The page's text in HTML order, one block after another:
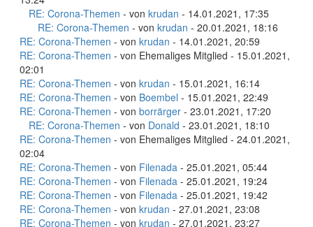
RE: Corona-Themen - von krudan - 14.01.2021, 17:35
RE: Corona-Themen - von krudan - 20.01.2021, 18:16
RE: Corona-Themen - von krudan - 14.01.2021, 20:59
RE: Corona-Themen - von Ehemaliges Mitglied - 15.01.2021,
02:01
RE: Corona-Themen - von krudan - 15.01.2021, 16:14
RE: Corona-Themen - von Boembel - 15.01.2021, 22:49
RE: Corona-Themen - von borrärger - 23.01.2021, 17:20
RE: Corona-Themen - von Donald - 23.01.2021, 18:10
RE: Corona-Themen - von Ehemaliges Mitglied - 24.01.2021,
02:04
RE: Corona-Themen - von Filenada - 25.01.2021, 05:44
RE: Corona-Themen - von Filenada - 25.01.2021, 19:24
RE: Corona-Themen - von Filenada - 25.01.2021, 19:42
RE: Corona-Themen - von krudan - 27.01.2021, 23:08
RE: Corona-Themen - von krudan - 27.01.2021, 23:27